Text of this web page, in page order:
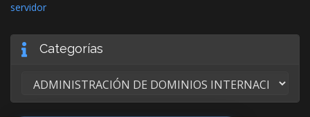
servidor
Categorías